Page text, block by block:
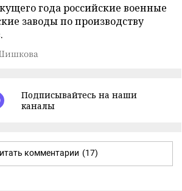
года российские военные
заводы по производству
Подписывайтесь на наши
каналы
комментарии (17)